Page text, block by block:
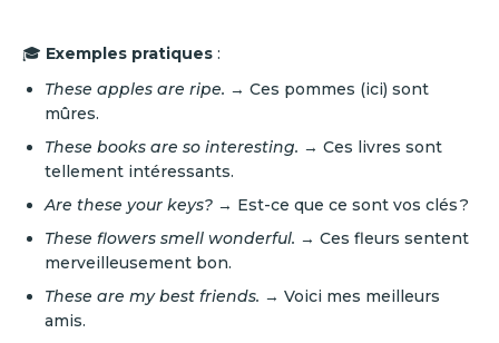
🎓 Exemples pratiques :
These apples are ripe. → Ces pommes (ici) sont
mûres.
These books are so interesting. → Ces livres sont
tellement intéressants.
Are these your keys? → Est-ce que ce sont vos clés ?
These flowers smell wonderful. → Ces fleurs sentent
merveilleusement bon.
These are my best friends. → Voici mes meilleurs
amis.